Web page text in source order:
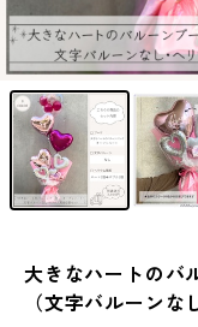
大きなハートのバ
（文字バルーンな